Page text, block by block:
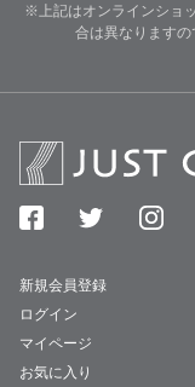
※上記はオンラインショ
合は異なりますの
新規会員登録
ログイン
マイページ
お気に入り